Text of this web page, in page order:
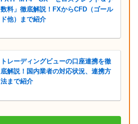
数料」徹底解説！FXからCFD（ゴール
ド他）まで紹介
トレーディングビューの口座連携を徹
底解説！国内業者の対応状況、連携方
法まで紹介